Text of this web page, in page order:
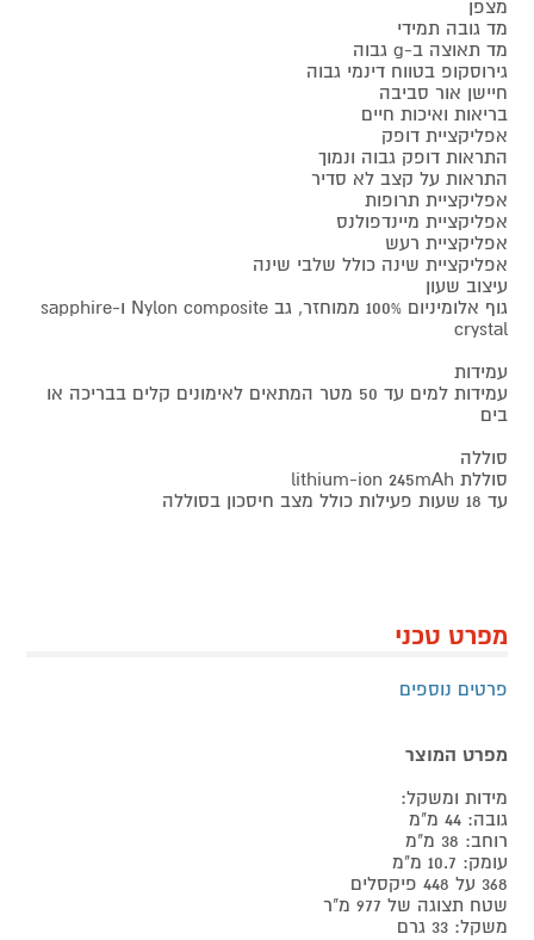
מצפן
מד גובה תמידי
מד תאוצה ב-g גבוה
גירוסקופ בטווח דינמי גבוה
חיישן אור סביבה
בריאות ואיכות חיים
אפליקציית דופק
התראות דופק גבוה ונמוך
התראות על קצב לא סדיר
אפליקציית תרופות
אפליקציית מיינדפולנס
אפליקציית רעש
אפליקציית שינה כולל שלבי שינה
עיצוב שעון
גוף אלומיניום 100% ממוחזר, גב Nylon composite ו-sapphire
crystal
עמידות
עמידות למים עד 50 מטר המתאים לאימונים קלים בבריכה או
בים
סוללה
סוללת lithium-ion 245mAh
עד 18 שעות פעילות כולל מצב חיסכון בסוללה
מפרט טכני
פרטים נוספים
מפרט המוצר
מידות ומשקל:
גובה: 44 מ"מ
רוחב: 38 מ"מ
עומק: 10.7 מ"מ
368 על 448 פיקסלים
שטח תצוגה של 977 מ"ר
משקל: 33 גרם